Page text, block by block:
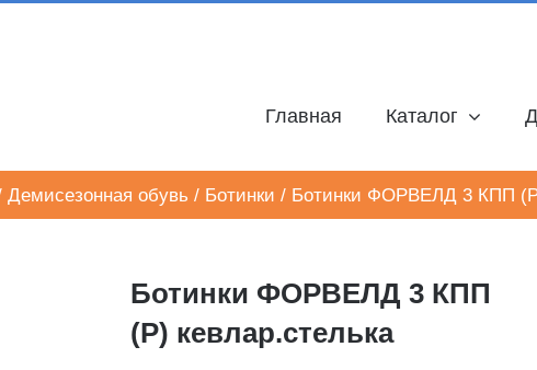
Главная Каталог
Демисезонная обувь / Ботинки / Ботинки ФОРВЕЛД 3 КПП (Р)
Ботинки ФОРВЕЛД 3 КПП
(Р) кевлар.стелька